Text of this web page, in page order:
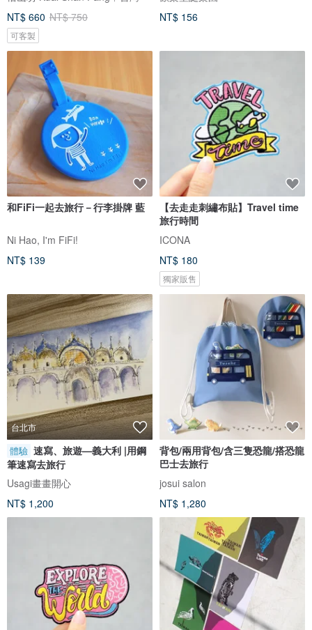
NT$ 660 NT$ 750
可客製
NT$ 156
和FiFi一起去旅行－行李掛牌 藍
Ni Hao, I'm FiFi!
NT$ 139
【去走走刺繡布貼】Travel time
旅行時間
ICONA
NT$ 180
獨家販售
台北市
體驗 速寫、旅遊—義大利 |用鋼
筆速寫去旅行
Usagi畫畫開心
NT$ 1,200
背包/兩用背包/含三隻恐龍/搭恐龍
巴士去旅行
josui salon
NT$ 1,280